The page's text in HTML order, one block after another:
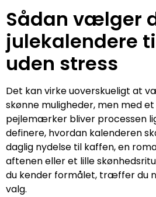
Sådan vælger
julekalendere
uden stress
Det kan virke uoverskueligt at
skønne muligheder, men med
pejlemærker bliver processen
definere, hvordan kalenderen
daglig nydelse til kaffen, en
aftenen eller et lille
du kender formålet, træffer du
valg.